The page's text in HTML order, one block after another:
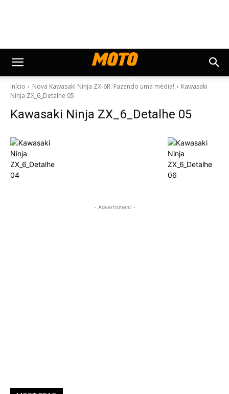
Início Nova Kawasaki Ninja ZX-6R: Fazendo uma média!
Kawasaki
Ninja ZX_6_Detalhe 05
Kawasaki Ninja ZX_6_Detalhe 05
- Advertisment -